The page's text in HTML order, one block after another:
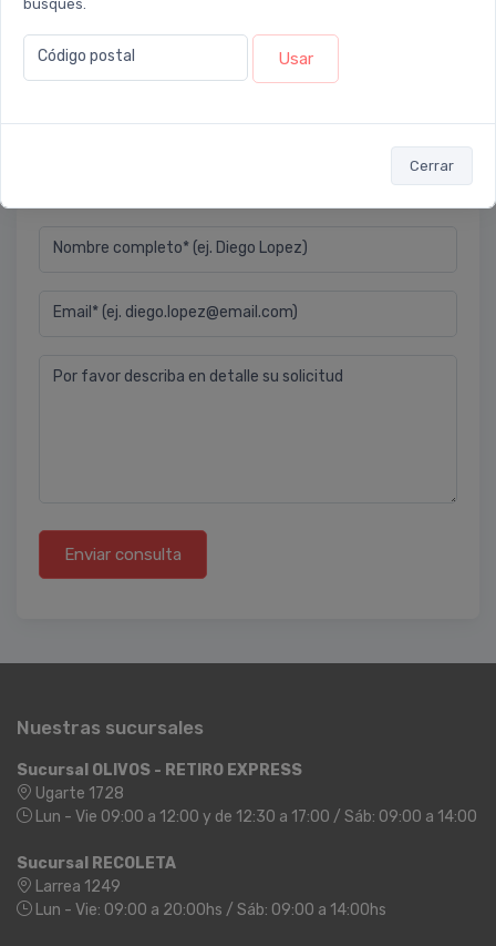
busques.
Código postal Usar
Cerrar
Camila
Cuando vendemos un protector solar ¿qué debemos
exposición de los niños al sol?
Nombre completo* (ej. Diego Lopez)
Email* (ej. diego.lopez@email.com)
Por favor describa en detalle su solicitud
Enviar consulta
Nuestras sucursales
Sucursal OLIVOS - RETIRO EXPRESS
Ugarte 1728
Lun - Vie 09:00 a 12:00 y de 12:30 a 17:00 / Sáb: 09:00 a 14:00
Sucursal RECOLETA
Larrea 1249
Lun - Vie: 09:00 a 20:00hs / Sáb: 09:00 a 14:00hs